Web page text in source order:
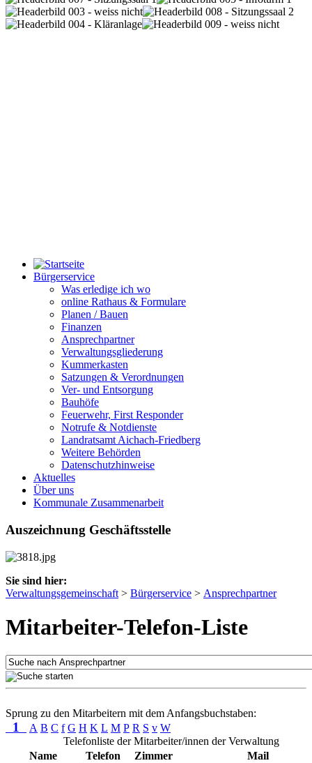
Bürgerservice
Was erledige ich wo
online Rathaus & Formulare
Planen / Bauen
Finanzen
Ansprechpartner
Verwaltungsgliederung
Kummerkasten
Satzungen & Verordnungen
Ver- und Entsorgung
Bauhöfe
Feuerwehr, First Responder
Notrufe & Notdienste
Landratsamt Aichach-Friedberg
Weitere Behörden
Datenschutzhinweise
Aktuelles
Über uns
Kommunale Zusammenarbeit
Auszeichnung Geschäftsstelle
Sie sind hier:
Verwaltungsgemeinschaft > Bürgerservice > Ansprechpartner
Mitarbeiter-Telefon-Liste
Sprung zu den Mitarbeitern mit dem Anfangsbuchstaben:
1 A B C f G H K L M P R S v W
Telefonliste der Mitarbeiter/innen der Verwaltung
Name
Telefon Zimmer Mail